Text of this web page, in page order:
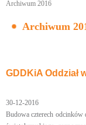
Archiwum 2016
Archiwum
GDDKiA Oddział
30-12-2016
Budowa czterech